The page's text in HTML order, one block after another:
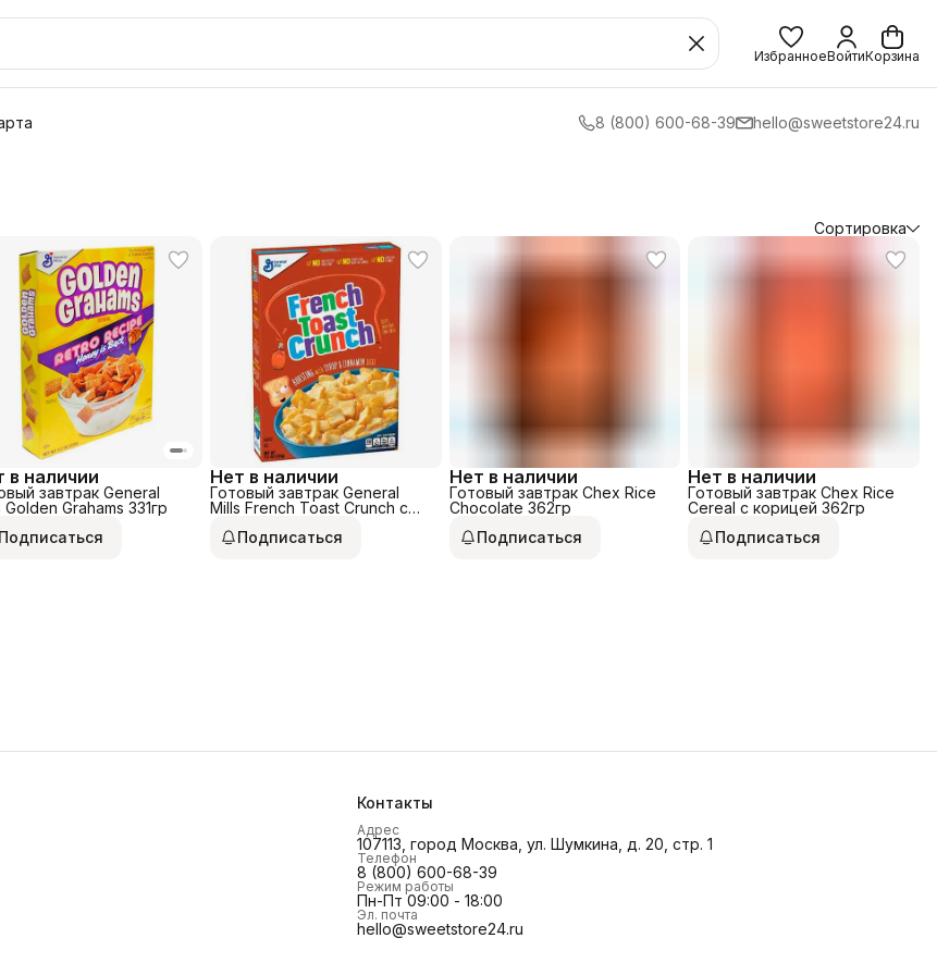
ИзбранноеВойтиКорзина
8 (800) 600-68-39 hello@sweetstore24.ru
Сортировка
в наличии
завтрак General
Golden Grahams 331гр
Подписаться
Нет в наличии
Готовый завтрак General
Mills French Toast Crunch с
Подписаться
Нет в наличии
Готовый завтрак Chex Rice
Chocolate 362гр
Подписаться
Нет в наличии
Готовый завтрак Chex Rice
Cereal с корицей 362гр
Подписаться
Контакты
Адрес
107113, город Москва, ул. Шумкина, д. 20, стр. 1
Телефон
8 (800) 600-68-39
Режим работы
Пн-Пт 09:00 - 18:00
Эл. почта
hello@sweetstore24.ru